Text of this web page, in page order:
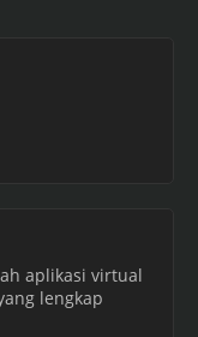
aplikasi virtual
lengkap